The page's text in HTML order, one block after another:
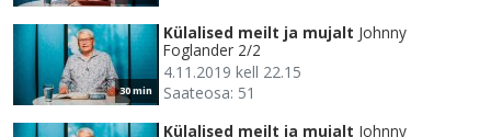
30 min
Külalised meilt ja mujalt Johnny
Foglander 2/2
4.11.2019 kell 22.15
Saateosa: 51
Külalised meilt ja mujalt Johnny